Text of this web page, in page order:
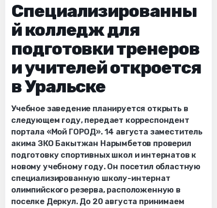
Специализированны
й колледж для
подготовки тренеров
и учителей откроется
в Уральске
Учебное заведение планируется открыть в
следующем году, передает корреспондент
портала «Мой ГОРОД». 14 августа заместитель
акима ЗКО Бакытжан Нарымбетов проверил
подготовку спортивных школ и интернатов к
новому учебному году. Он посетил областную
специализированную школу-интернат
олимпийского резерва, расположенную в
поселке Деркул. До 20 августа принимаем